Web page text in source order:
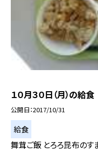
１０月３０日（月）の給食
公開日 2017/10/31
給食
舞茸ご飯 とろろ昆布のす